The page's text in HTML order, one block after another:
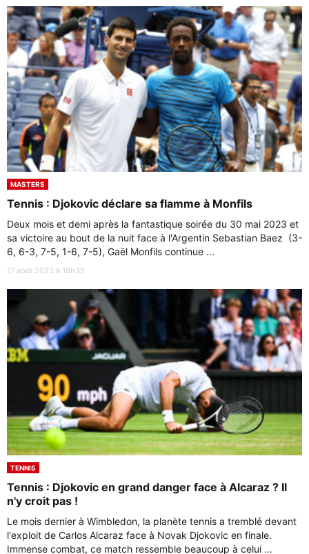
MASTERS
Tennis : Djokovic déclare sa flamme à Monfils
Deux mois et demi après la fantastique soirée du 30 mai 2023 et
sa victoire au bout de la nuit face à l'Argentin Sebastian Baez (3-
6, 6-3, 7-5, 1-6, 7-5), Gaël Monfils continue ...
17 août 2023 à 18h35
TENNIS
Tennis : Djokovic en grand danger face à Alcaraz ? Il
n'y croit pas !
Le mois dernier à Wimbledon, la planète tennis a tremblé devant
l'exploit de Carlos Alcaraz face à Novak Djokovic en finale.
Immense combat, ce match ressemble beaucoup à celui ...